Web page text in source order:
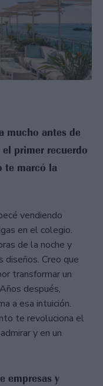
mucho antes de
primer recuerdo
te marcó la
vendiendo
en el colegio.
de la noche y
diseños. Creo que
transformar un
después,
a esa intuición.
te revoluciona el
y en un
empresas y